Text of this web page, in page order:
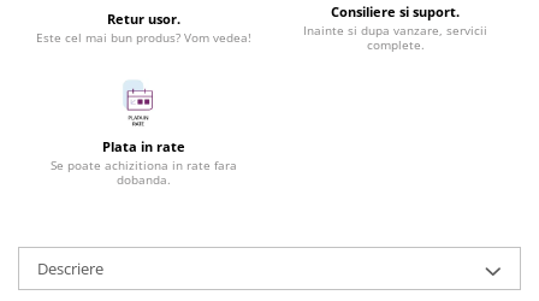
Retur usor.
Este cel mai bun produs? Vom vedea!
Consiliere si suport.
Inainte si dupa vanzare, servicii
complete.
Plata in rate
Se poate achizitiona in rate fara
dobanda.
Descriere